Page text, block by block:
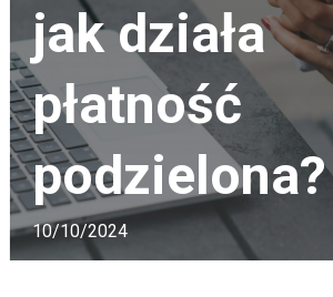
jak działa
płatność
podzielona?
10/10/2024